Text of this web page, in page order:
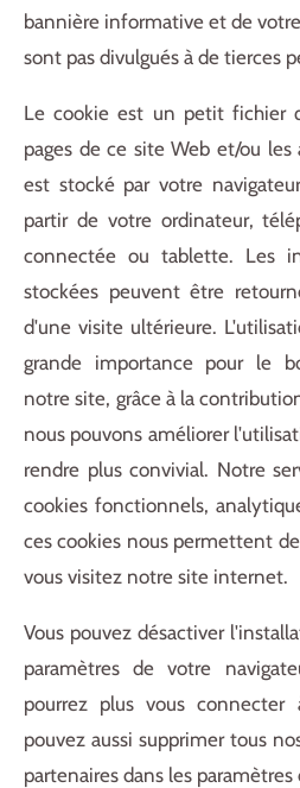
bannière informative et de
sont pas divulgués à de tierces
Le cookie est un petit fichier
pages de ce site Web et/ou
est stocké par votre
partir de votre ordinateur,
connectée ou tablette. Les
stockées peuvent être
d'une visite ultérieure.
grande importance pour le
notre site, grâce à la
nous pouvons améliorer
rendre plus convivial. Notre
cookies fonctionnels,
ces cookies nous permettent
vous visitez notre site internet.
Vous pouvez désactiver
paramètres de votre
pourrez plus vous connecter
pouvez aussi supprimer tous
partenaires dans les